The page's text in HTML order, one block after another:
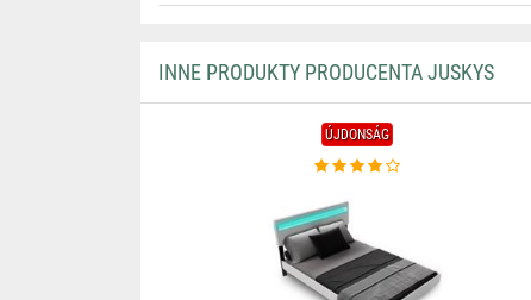
INNE PRODUKTY PRODUCENTA JUSKYS
ÚJDONSÁG